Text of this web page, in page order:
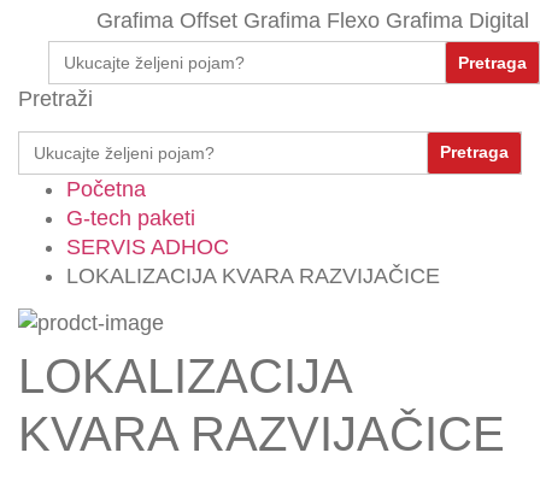
Grafima Offset Grafima Flexo Grafima Digital
Search
for:
Pretraži
Search
for:
Početna
G-tech paketi
SERVIS ADHOC
LOKALIZACIJA KVARA RAZVIJAČICE
LOKALIZACIJA
KVARA RAZVIJAČICE